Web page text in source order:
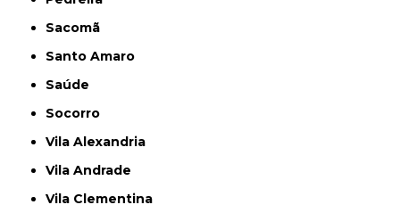
Sacomã
Santo Amaro
Saúde
Socorro
Vila Alexandria
Vila Andrade
Vila Clementina